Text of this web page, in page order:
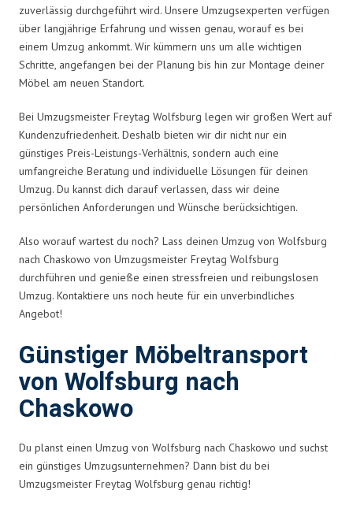
zuverlässig durchgeführt wird. Unsere Umzugsexperten verfügen
über langjährige Erfahrung und wissen genau, worauf es bei
einem Umzug ankommt. Wir kümmern uns um alle wichtigen
Schritte, angefangen bei der Planung bis hin zur Montage deiner
Möbel am neuen Standort.
Bei Umzugsmeister Freytag Wolfsburg legen wir großen Wert auf
Kundenzufriedenheit. Deshalb bieten wir dir nicht nur ein
günstiges Preis-Leistungs-Verhältnis, sondern auch eine
umfangreiche Beratung und individuelle Lösungen für deinen
Umzug. Du kannst dich darauf verlassen, dass wir deine
persönlichen Anforderungen und Wünsche berücksichtigen.
Also worauf wartest du noch? Lass deinen Umzug von Wolfsburg
nach Chaskowo von Umzugsmeister Freytag Wolfsburg
durchführen und genieße einen stressfreien und reibungslosen
Umzug. Kontaktiere uns noch heute für ein unverbindliches
Angebot!
Günstiger Möbeltransport
von Wolfsburg nach
Chaskowo
Du planst einen Umzug von Wolfsburg nach Chaskowo und suchst
ein günstiges Umzugsunternehmen? Dann bist du bei
Umzugsmeister Freytag Wolfsburg genau richtig!